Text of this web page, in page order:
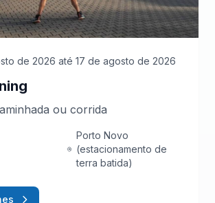
de 2026 até 17 de agosto de 2026
ou corrida
Porto Novo
(estacionamento de
terra batida)